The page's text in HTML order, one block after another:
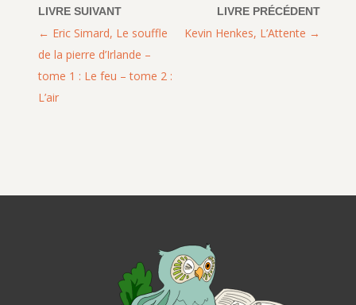
Kevin Henkes, L’Attente
Eric Simard, Le souffle
de la pierre d’Irlande –
tome 1 : Le feu – tome 2 :
L’air